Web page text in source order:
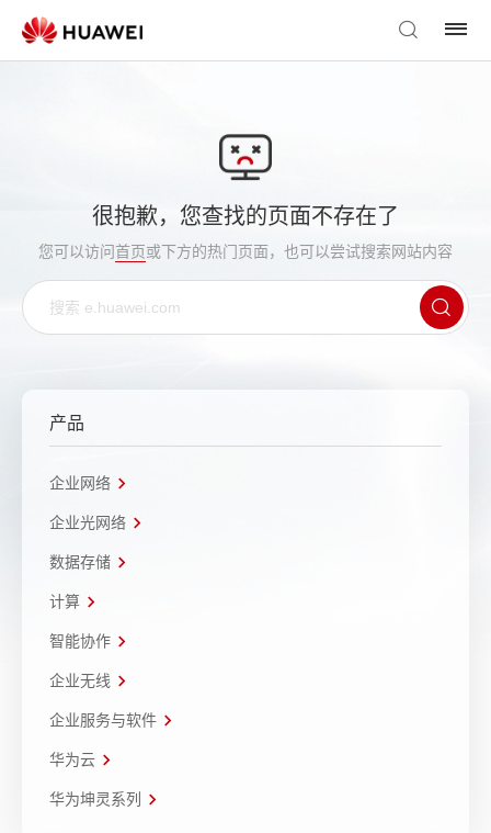
很抱歉，您查找的页面不存在了
您可以访问首页或下方的热门页面，也可以尝试搜索网站内容
产品
企业网络
企业光网络
数据存储
计算
智能协作
企业无线
企业服务与软件
华为云
华为坤灵系列